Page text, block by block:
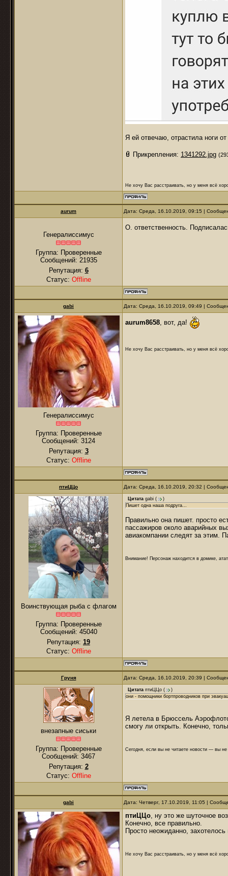
Я ей отвечаю, отрастила ноги
Прикрепления: 1341292.jpg
Не хочу Вас расстраивать, но у меня всё
аurum Дата: Среда, 16.10.2019, 09:15 |
Генералиссимус
Группа: Проверенные
Сообщений: 21935
Репутация: 6
Статус: Offline
О. ответственность.
gabi Дата: Среда, 16.10.2019, 09:49 |
Генералиссимус
Группа: Проверенные
Сообщений: 3124
Репутация: 3
Статус: Offline
aurum8658 , вот, да!
Не хочу Вас расстраивать, но у меня всё
птиЦЦо Дата: Среда, 16.10.2019, 20:32 |
Воинствующая рыба с флагом
Группа: Проверенные
Сообщений: 45040
Репутация: 19
Статус: Offline
Цитата gabi (
)
Пишет одна наша подруга...
Правильно она пишет. просто
пассажиров около аварийных
авиакомпании следят за этим.
Внимание! Персонаж находится в домике,
Груня Дата: Среда, 16.10.2019, 20:39 |
внезапные сиськи
Группа: Проверенные
Сообщений: 3467
Репутация: 2
Статус: Offline
Цитата птиЦЦо (
)
они - помощники бортпроводников при
Я летела в Брюссель
смогу ли открыть. Конечно,
Сегодня, если вы не читаете новости — вы
gabi Дата: Четверг, 17.10.2019, 11:05 |
птиЦЦо, ну это же шуточное
Конечно, все правильно.
Просто неожиданно,
Не хочу Вас расстраивать, но у меня всё